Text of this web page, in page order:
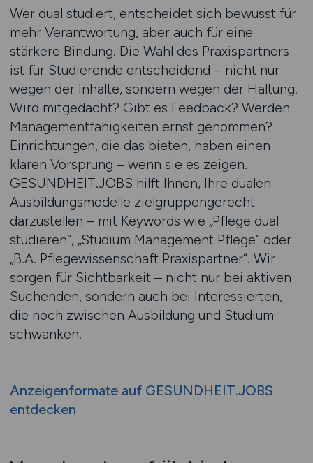
Wer dual studiert, entscheidet sich bewusst für
mehr Verantwortung, aber auch für eine
stärkere Bindung. Die Wahl des Praxispartners
ist für Studierende entscheidend – nicht nur
wegen der Inhalte, sondern wegen der Haltung.
Wird mitgedacht? Gibt es Feedback? Werden
Managementfähigkeiten ernst genommen?
Einrichtungen, die das bieten, haben einen
klaren Vorsprung – wenn sie es zeigen.
GESUNDHEIT.JOBS hilft Ihnen, Ihre dualen
Ausbildungsmodelle zielgruppengerecht
darzustellen – mit Keywords wie „Pflege dual
studieren“, „Studium Management Pflege“ oder
„B.A. Pflegewissenschaft Praxispartner“. Wir
sorgen für Sichtbarkeit – nicht nur bei aktiven
Suchenden, sondern auch bei Interessierten,
die noch zwischen Ausbildung und Studium
schwanken.
Anzeigenformate auf GESUNDHEIT.JOBS
entdecken